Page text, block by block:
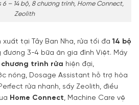
6 – 14 bộ, 8 chương trình, Home Connect,
Zeolith
xuất tại Tây Ban Nha, rửa tối đa14 bộ
đương 3-4 bữa ăn gia đình Việt. Máy
chương trình rửa hiện đại,
nóng, Dosage Assistant hỗ trợ hòa
rửa nhanh, sấy Zeolith, điều
Home Connect, Machine Care vệ